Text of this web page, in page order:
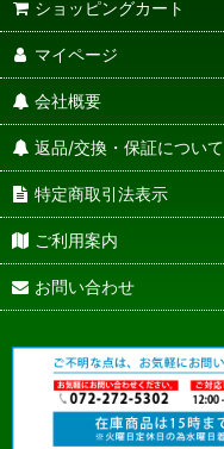
ショッピングカート
マイページ
会社概要
返品/交換・保証について
特定商取引法表示
ご利用案内
お問い合わせ